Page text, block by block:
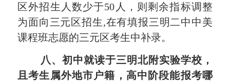
区外招生人数少于50人，则剩余指标调整
为面向三元区招生,在有填报三明二中中美
课程班志愿的三元区考生中补录。
八、初中就读于三明北附实验学校 ，
且考生属外地市户籍，高中阶段能报考哪